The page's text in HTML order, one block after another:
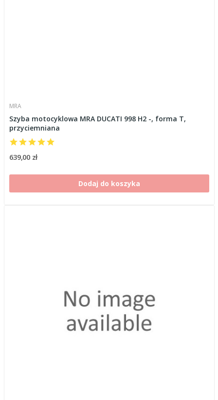
MRA
Szyba motocyklowa MRA DUCATI 998 H2 -, forma T,
przyciemniana
639,00 zł
Dodaj do koszyka